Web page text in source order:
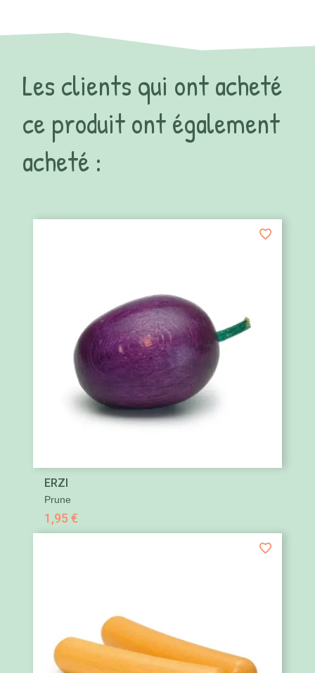
Les clients qui ont acheté
ce produit ont également
acheté :
ERZI
Prune
1,95 €